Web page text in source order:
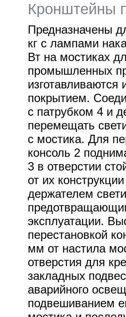
Кронштейны
Предназначены
кг с лампами
Вт на мостиках
промышленных
покрытием.
с патрубком 4 и
перемещать
с мостика. Для
консоль 2
3 в отверстии
от их
держателем
эксплуатации.
перестановкой
мм от настила
отверстия для
закладных
аварийного
подвешиванием